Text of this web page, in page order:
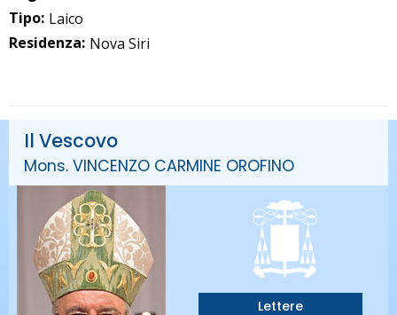
Tipo: Laico
Residenza: Nova Siri
Il Vescovo
Mons. VINCENZO CARMINE OROFINO
Lettere